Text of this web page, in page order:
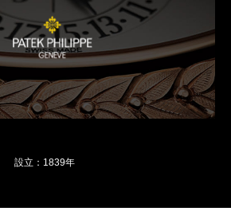
設立：1839年